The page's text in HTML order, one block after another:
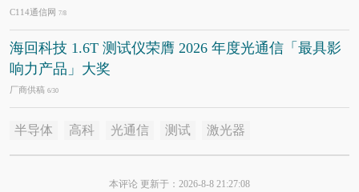
C114通信网 7/8
海回科技 1.6T 测试仪荣膺 2026 年度光通信「最具影
响力产品」大奖
厂商供稿 6/30
半导体 高科 光通信 测试 激光器
本评论 更新于：2026-8-8 21:27:08